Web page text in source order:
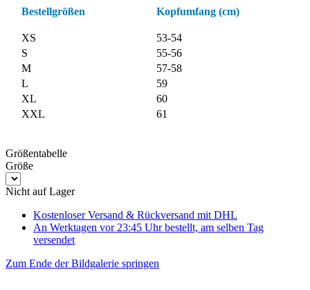
Bestellgrößen Kopfumfang (cm)
XS
53-54
S
55-56
M
57-58
L
59
XL
60
XXL
61
Größentabelle
Größe
Nicht auf Lager
Kostenloser Versand & Rückversand mit DHL
An Werktagen vor 23:45 Uhr bestellt, am selben Tag
versendet
Zum Ende der Bildgalerie springen